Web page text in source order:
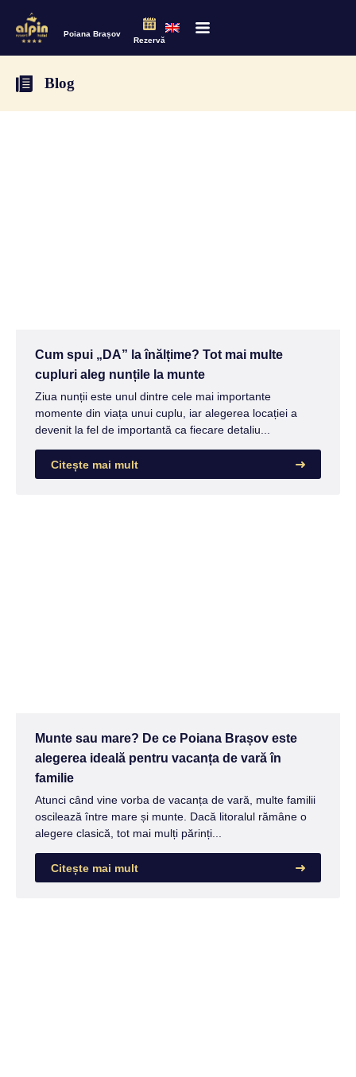
Poiana Brașov
Rezervă
Blog
Cum spui „DA” la înălțime? Tot mai multe
cupluri aleg nunțile la munte
Ziua nunții este unul dintre cele mai importante
momente din viața unui cuplu, iar alegerea locației a
devenit la fel de importantă ca fiecare detaliu...
Citește mai mult
Munte sau mare? De ce Poiana Brașov este
alegerea ideală pentru vacanța de vară în
familie
Atunci când vine vorba de vacanța de vară, multe familii
oscilează între mare și munte. Dacă litoralul rămâne o
alegere clasică, tot mai mulți părinți...
Citește mai mult